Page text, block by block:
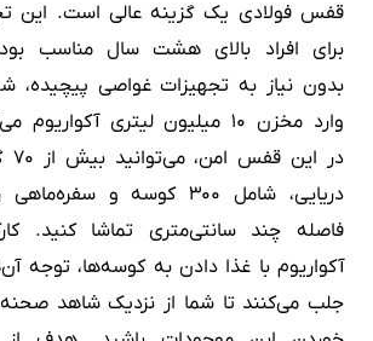
قفس فولادی یک گزینه عالی است. این
برای افراد بالای هشت سال مناسب
بدون نیاز به تجهیزات غواصی پیچیده،
وارد مخزن ۱۰ میلیون لیتری آکواریوم
در
دریایی، شامل ۳۰۰ کوسه و
فاصله چند سانتی‌متری تماشا کنید.
آکواریوم با غذا دادن به کوسه‌ها، توجه
جلب می‌کنند تا شما از نزدیک شاهد